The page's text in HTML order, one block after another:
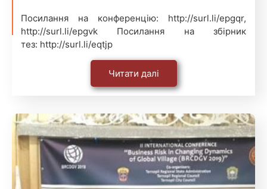
Посилання на конференцію: http://surl.li/epgqr,
http://surl.li/epgvk Посилання на збірник
тез: http://surl.li/eqtjp
Читати далі